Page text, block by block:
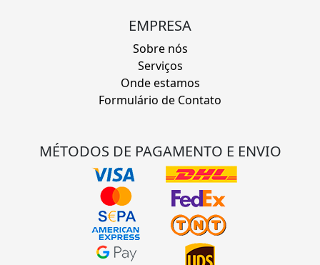
EMPRESA
Sobre nós
Serviços
Onde estamos
Formulário de Contato
MÉTODOS DE PAGAMENTO E ENVIO